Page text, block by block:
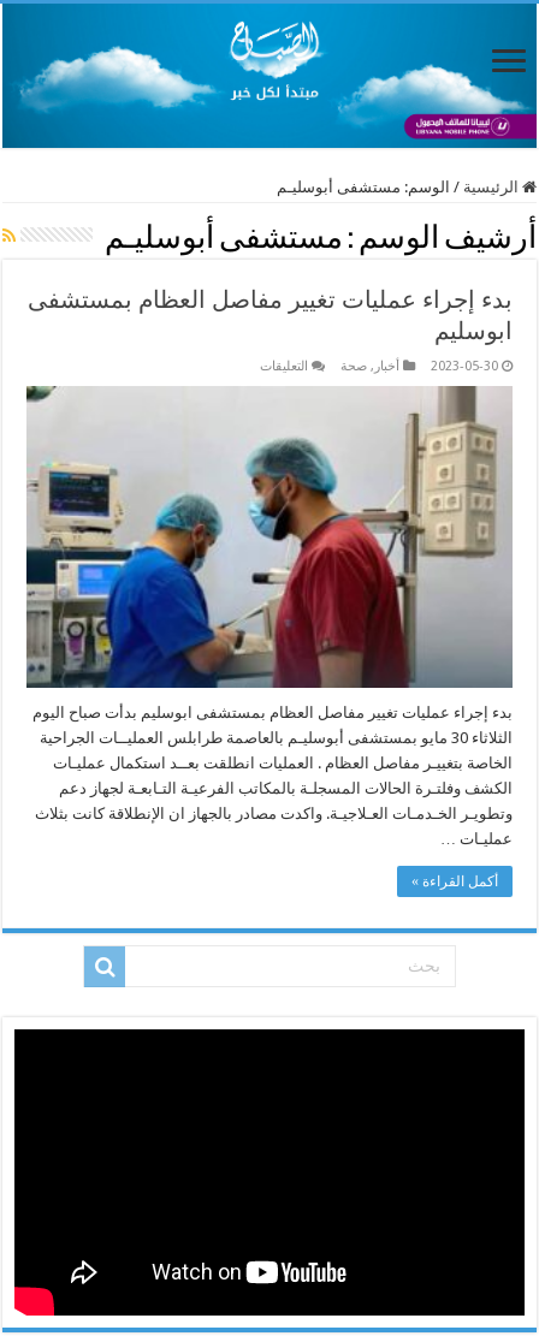
الرئيسية / الوسم: مستشفى أبوسليـم
أرشيف الوسم : مستشفى أبوسليـم
بدء إجراء عمليات تغيير مفاصل العظام بمستشفى
ابوسليم
2023-05-30 أخبار ,صحة التعليقات
العظام
بمستشفى
ابوسليم
مغلقة
بدء إجراء عمليات تغيير مفاصل العظام بمستشفى ابوسليم بدأت صباح اليوم
الثلاثاء 30 مايو بمستشفى أبوسليـم بالعاصمة طرابلس العمليــات الجراحية
الخاصة بتغييـر مفاصل العظام . العمليات انطلقت بعــد استكمال عمليـات
الكشف وفلتـرة الحالات المسجلـة بالمكاتب الفرعيـة التـابعـة لجهاز دعم
وتطويـر الخـدمـات العـلاجيـة. واكدت مصادر بالجهاز ان الإنطلاقة كانت بثلاث
عمليـات …
أكمل القراءة »